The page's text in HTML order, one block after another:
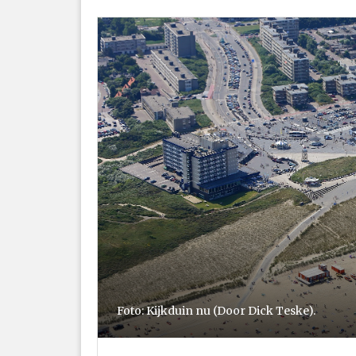
Foto: Kijkduin nu (Door Dick Teske).